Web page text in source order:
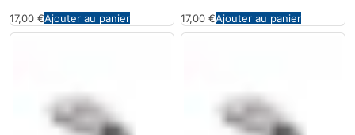
17,00 €Ajouter au panier 17,00 €Ajouter au panier